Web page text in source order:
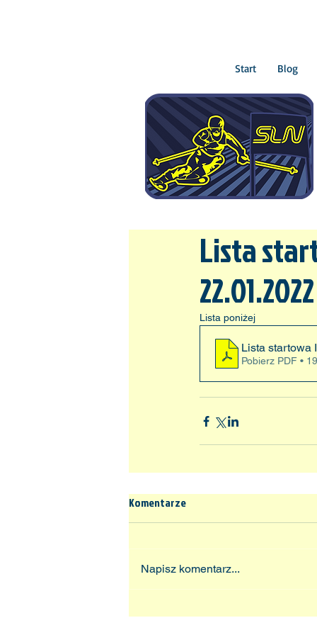
Start Blog
Lista
22.01.2022
Lista poniżej
Lista startowa
Pobierz PDF •
Komentarze
Napisz komentarz...